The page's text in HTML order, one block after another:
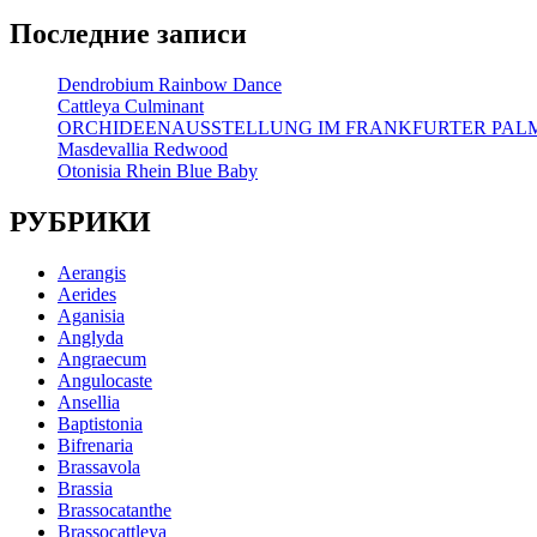
Последние записи
Dendrobium Rainbow Dance
Cattleya Culminant
ORCHIDEENAUSSTELLUNG IM FRANKFURTER
Masdevallia Redwood
Otonisia Rhein Blue Baby
РУБРИКИ
Aerangis
Aerides
Aganisia
Anglyda
Angraecum
Angulocaste
Ansellia
Baptistonia
Bifrenaria
Brassavola
Brassia
Brassocatanthe
Brassocattleya